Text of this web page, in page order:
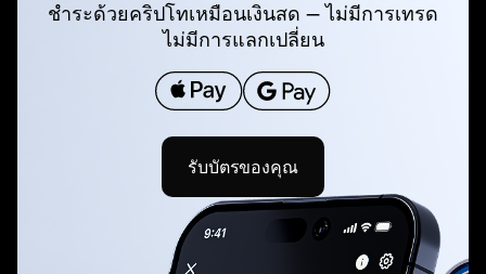
ชำระด้วยคริปโทเหมือนเงินสด — ไม่มีการเทรด
ไม่มีการแลกเปลี่ยน
รับบัตรของคุณ